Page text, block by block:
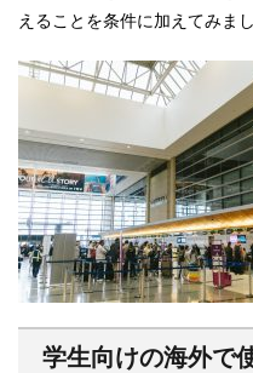
えることを条件に加えてみまし
学生向けの海外で